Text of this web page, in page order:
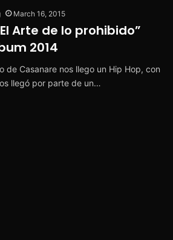
March 16, 2015
Arte de lo prohibido”
2014
de Casanare nos llego un Hip Hop, con
llegó por parte de un…